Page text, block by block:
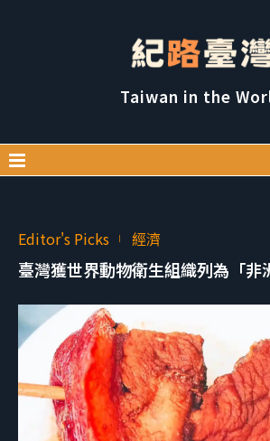
Taiwan in the
Editor's Picks 經濟
臺灣獲世界動物衛生組織列為「非